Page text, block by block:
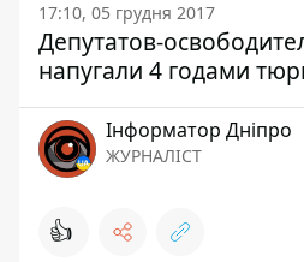
17:10, 05 грудня 2017
Депутатов-
напугали 4 годами
Інформатор Дніпро
ЖУРНАЛІСТ
👍